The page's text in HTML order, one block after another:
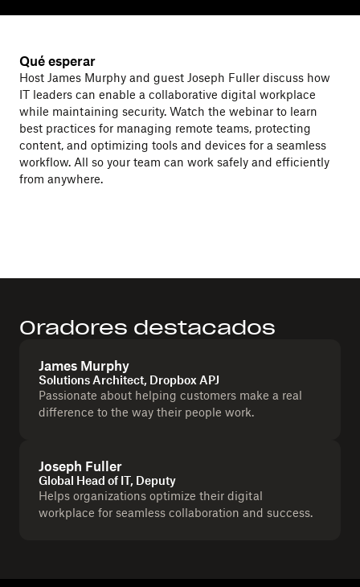
Qué esperar
Host James Murphy and guest Joseph Fuller discuss how
IT leaders can enable a collaborative digital workplace
while maintaining security. Watch the webinar to learn
best practices for managing remote teams, protecting
content, and optimizing tools and devices for a seamless
workflow. All so your team can work safely and efficiently
from anywhere.
Oradores destacados
James Murphy
Solutions Architect, Dropbox APJ
Passionate about helping customers make a real
difference to the way their people work.
Joseph Fuller
Global Head of IT, Deputy
Helps organizations optimize their digital
workplace for seamless collaboration and success.